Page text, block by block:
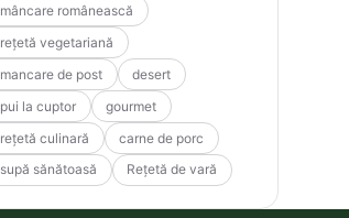
mâncare românească
rețetă vegetariană
mancare de post
desert
pui la cuptor
gourmet
rețetă culinară
carne de porc
supă sănătoasă
Rețetă de vară